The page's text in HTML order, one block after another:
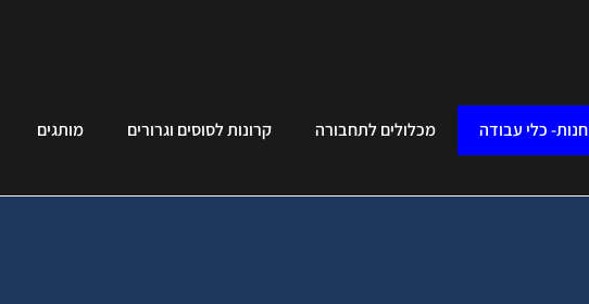
חנות- כלי עבודה מכלולים לתחבורה קרונות לסוסים וגרורים מותגים